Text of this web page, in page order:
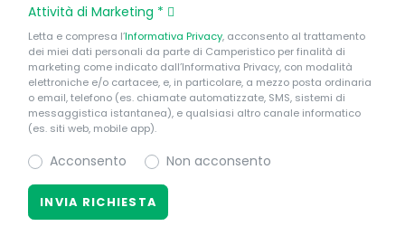
Attività di Marketing *
Letta e compresa l’Informativa Privacy, acconsento al trattamento
dei miei dati personali da parte di Camperistico per finalità di
marketing come indicato dall’Informativa Privacy, con modalità
elettroniche e/o cartacee, e, in particolare, a mezzo posta ordinaria
o email, telefono (es. chiamate automatizzate, SMS, sistemi di
messaggistica istantanea), e qualsiasi altro canale informatico
(es. siti web, mobile app).
Acconsento Non acconsento